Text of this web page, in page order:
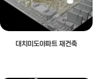
대치미도아파트 재건축